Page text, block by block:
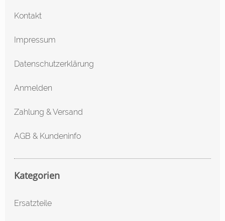
Kontakt
Impressum
Datenschutzerklärung
Anmelden
Zahlung & Versand
AGB & Kundeninfo
Kategorien
Ersatzteile